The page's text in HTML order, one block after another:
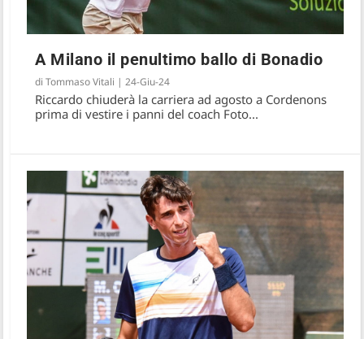
A Milano il penultimo ballo di Bonadio
diTommaso Vitali |24-Giu-24
Riccardo chiuderà la carriera ad agosto a Cordenons
prima di vestire i panni del coach Foto...